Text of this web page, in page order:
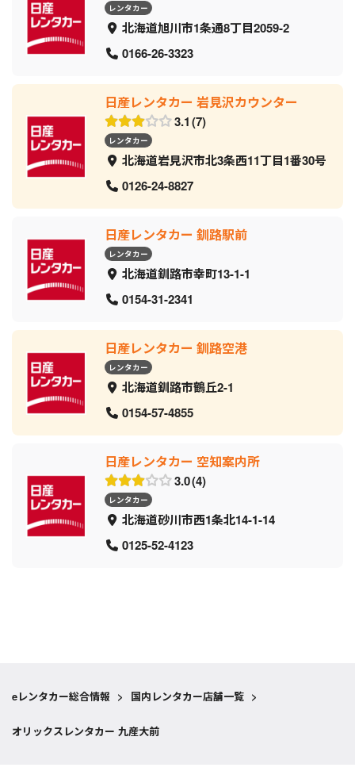
レンタカー
北海道旭川市1条通8丁目2059‐2
0166-26-3323
日産レンタカー 岩見沢カウンター
3.1 7
レンタカー
北海道岩見沢市北3条西11丁目1番30号
0126-24-8827
日産レンタカー 釧路駅前
レンタカー
北海道釧路市幸町13-1-1
0154-31-2341
日産レンタカー 釧路空港
レンタカー
北海道釧路市鶴丘2-1
0154-57-4855
日産レンタカー 空知案内所
3.0 4
レンタカー
北海道砂川市西1条北14-1-14
0125-52-4123
eレンタカー総合情報 > 国内レンタカー店舗一覧 >
オリックスレンタカー 九産大前